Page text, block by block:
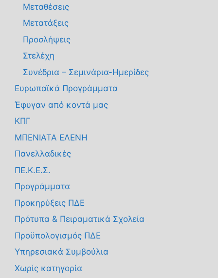
Μεταθέσεις
Μετατάξεις
Προσλήψεις
Στελέχη
Συνέδρια – Σεμινάρια-Ημερίδες
Ευρωπαϊκά Προγράμματα
Έφυγαν από κοντά μας
ΚΠΓ
ΜΠΕΝΙΑΤΑ ΕΛΕΝΗ
Πανελλαδικές
ΠΕ.Κ.Ε.Σ.
Προγράμματα
Προκηρύξεις ΠΔΕ
Πρότυπα & Πειραματικά Σχολεία
Προϋπολογισμός ΠΔΕ
Υπηρεσιακά Συμβούλια
Χωρίς κατηγορία